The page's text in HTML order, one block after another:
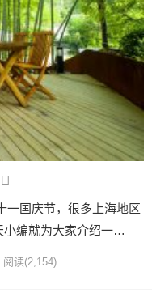
一国庆节，很多上海地区
小编就为大家介绍一…
阅读(2,154)